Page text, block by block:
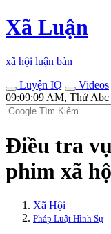
Xã Luận
xã hội luận bàn
Luyện IQ
Videos
09:09:09 AM, Thứ Abc
Điều tra
phim xã
Xã Hội
Pháp Luật Hình Sự